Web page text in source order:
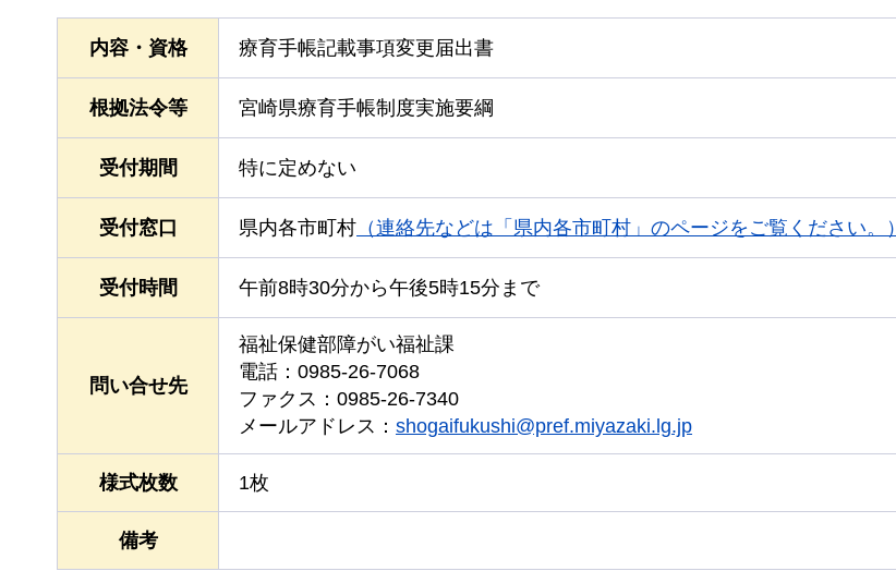
内容・資格 療育手帳記載事項変更届出書
根拠法令等 宮崎県療育手帳制度実施要綱
受付期間 特に定めない
受付窓口 県内各市町村 （連絡先などは「県内各市町村」のページをご覧ください。）
受付時間 午前8時30分から午後5時15分まで
問い合せ先
福祉保健部障がい福祉課
電話：0985-26-7068
ファクス：0985-26-7340
メールアドレス： shogaifukushi@pref.miyazaki.lg.jp
様式枚数 1枚
備考